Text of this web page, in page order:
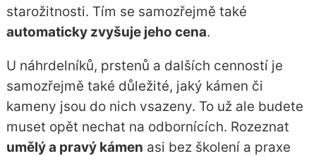
starožitnosti. Tím se samozřejmě také
automaticky zvyšuje jeho cena.
U náhrdelníků, prstenů a dalších cenností je
samozřejmě také důležité, jaký kámen či
kameny jsou do nich vsazeny. To už ale budete
muset opět nechat na odbornících. Rozeznat
umělý a pravý kámen asi bez školení a praxe